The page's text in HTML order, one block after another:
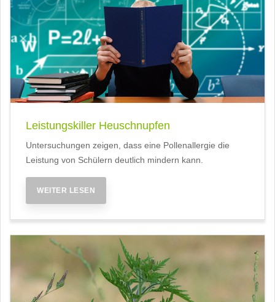
Leistungskiller Heuschnupfen
Untersuchungen zeigen, dass eine Pollenallergie die
Leistung von Schülern deutlich mindern kann.
WEITER LESEN